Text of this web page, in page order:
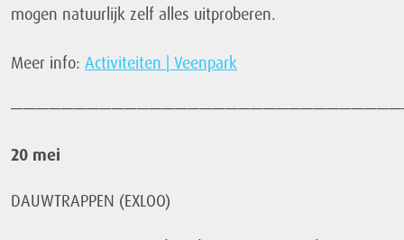
mogen natuurlijk zelf alles uitproberen.
Meer info: Activiteiten | Veenpark
20 mei
DAUWTRAPPEN (EXLOO)